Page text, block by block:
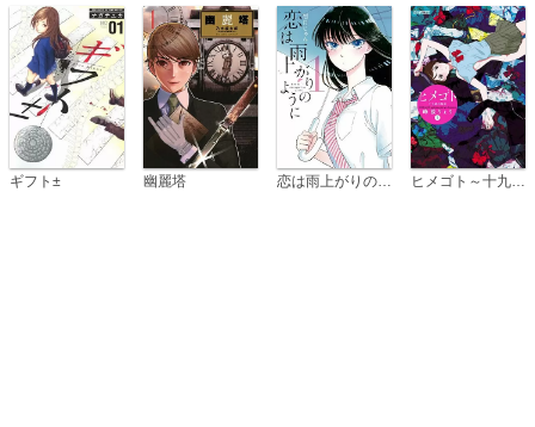
ギフト± 幽麗塔 恋は雨上がりのように ヒメゴト～十九歳の制服～